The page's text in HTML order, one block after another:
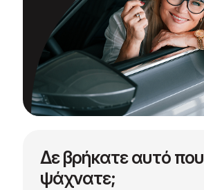
Δε βρήκατε αυτό που
ψάχνατε;